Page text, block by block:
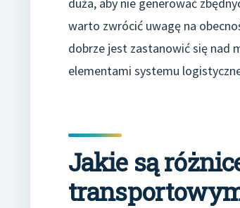
duża, aby nie generować
warto zwrócić uwagę na
dobrze jest zastanowić się nad
elementami systemu
Jakie są